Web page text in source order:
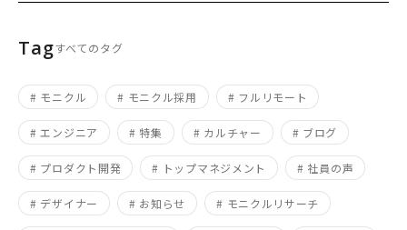
Tagすべてのタグ
# モニクル # モニクル採用 # フルリモート
# エンジニア # 特集 # カルチャー # ブログ
# プロダクト開発 # トップマネジメント # 社員の声
# デザイナー # お知らせ # モニクルリサーチ